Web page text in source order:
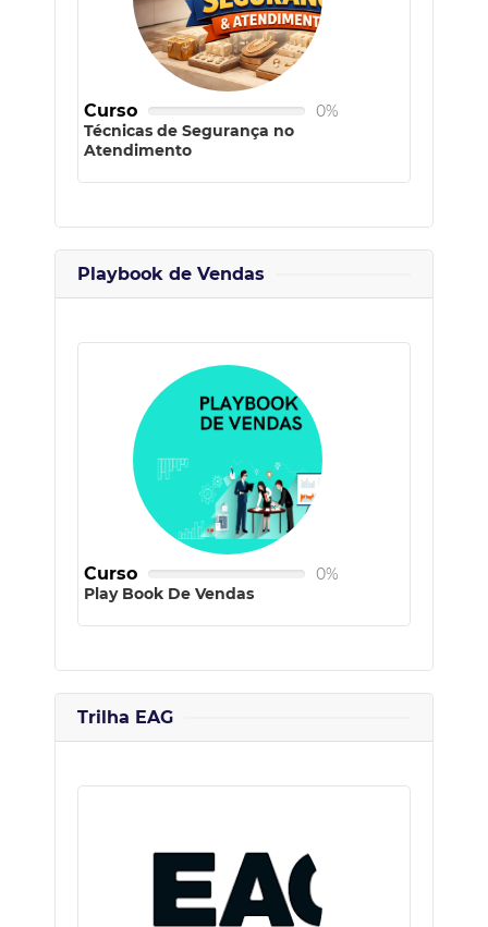
Curso
0%
Técnicas de Segurança no
Atendimento
Playbook de Vendas
Curso
0%
Play Book De Vendas
Trilha EAG